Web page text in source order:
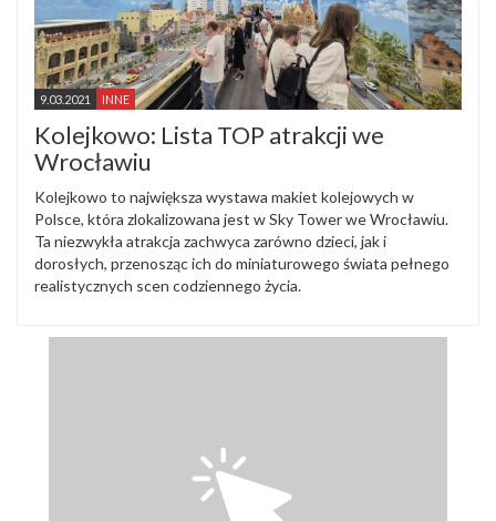
9.03.2021 INNE
Kolejkowo: Lista TOP atrakcji we
Wrocławiu
Kolejkowo to największa wystawa makiet kolejowych w
Polsce, która zlokalizowana jest w Sky Tower we Wrocławiu.
Ta niezwykła atrakcja zachwyca zarówno dzieci, jak i
dorosłych, przenosząc ich do miniaturowego świata pełnego
realistycznych scen codziennego życia.